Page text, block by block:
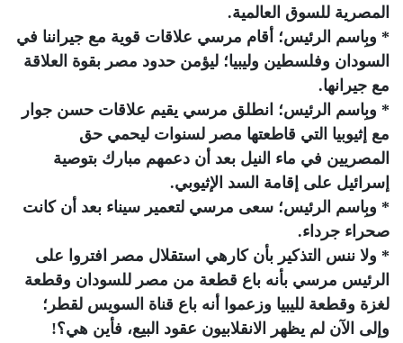
المصرية للسوق العالمية.
* وبِاسم الرئيس؛ أقام مرسي علاقات قوية مع جيراننا في
السودان وفلسطين وليبيا؛ ليؤمن حدود مصر بقوة العلاقة
مع جيرانها.
* وبِاسم الرئيس؛ انطلق مرسي يقيم علاقات حسن جوار
مع إثيوبيا التي قاطعتها مصر لسنوات ليحمي حق
المصريين في ماء النيل بعد أن دعمهم مبارك بتوصية
إسرائيل على إقامة السد الإثيوبي.
* وبِاسم الرئيس؛ سعى مرسي لتعمير سيناء بعد أن كانت
صحراء جرداء.
* ولا ننس التذكير بأن كارهي استقلال مصر افتروا على
الرئيس مرسي بأنه باع قطعة من مصر للسودان وقطعة
لغزة وقطعة لليبيا وزعموا أنه باع قناة السويس لقطر؛
وإلى الآن لم يظهر الانقلابيون عقود البيع، فأين هي؟!